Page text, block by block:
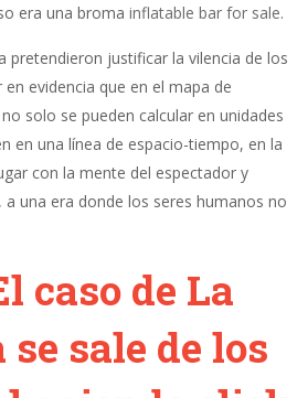
era una broma inflatable bar for sale.
pretendieron justificar la vilencia de los
evidencia que en el mapa de
solo se pueden calcular en unidades
en una línea de espacio-tiempo, en la
con la mente del espectador y
una era donde los seres humanos no
caso de La
sale de los